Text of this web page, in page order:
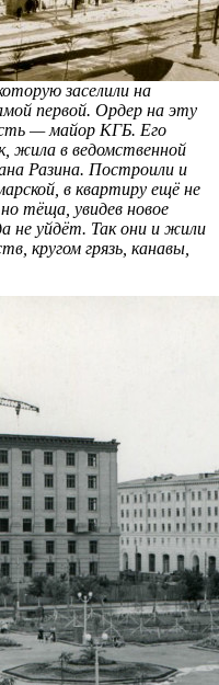
заселили на
первой. Ордер на эту
— майор КГБ. Его
жила в ведомственной
Разина. Построили и
в квартиру ещё не
тёща, увидев новое
не уйдёт. Так они и жили
кругом грязь, канавы,